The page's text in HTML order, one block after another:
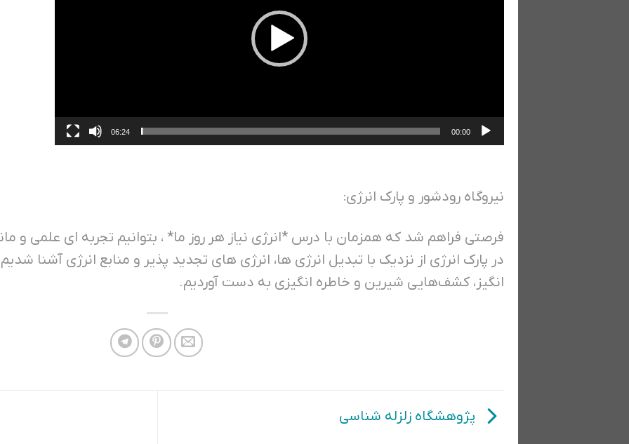
00:00
06:24
نیروگاه رودشور و پارک انرژی:
فرصتی فراهم شد که همزمان با درس *انرژی نیاز هر روز ما* ، بتوانیم تجربه ای علمی و
در پارک انرژی از نزدیک با تبدیل انرژی ها، انرژی های تجدید پذیر و منابع انرژی آشنا
انگیز، کشف‌هایی شیرین و خاطره انگیزی به دست آوردیم.
پژوهشگاه زلزله شناسی